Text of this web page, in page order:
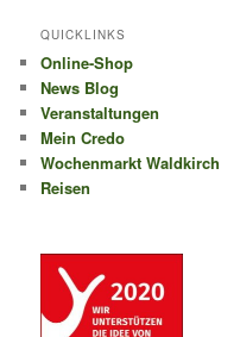
QUICKLINKS
Online-Shop
News Blog
Veranstaltungen
Mein Credo
Wochenmarkt Waldkirch
Reisen